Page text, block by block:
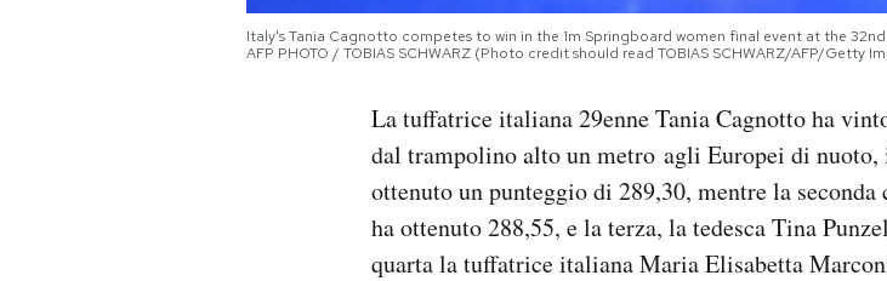
AREA PERSONALEItaly's Tania Cagnotto competes to win in the 1m Springboard women final event at the
AFP PHOTO / TOBIAS SCHWARZ (Photo credit should read TOBIAS SCHWARZ/AFP/Getty
La tuffatrice italiana 29enne Tania Cagnotto ha
dal trampolino alto un metro agli Europei di nuoto,
ottenuto un punteggio di 289,30, mentre la
ha ottenuto 288,55, e la terza, la tedesca Tina
quarta la tuffatrice italiana Maria Elisabetta